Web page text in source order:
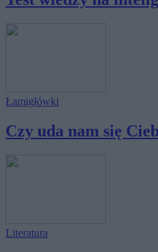
Łamigłówki
Czy uda nam się
Literatura